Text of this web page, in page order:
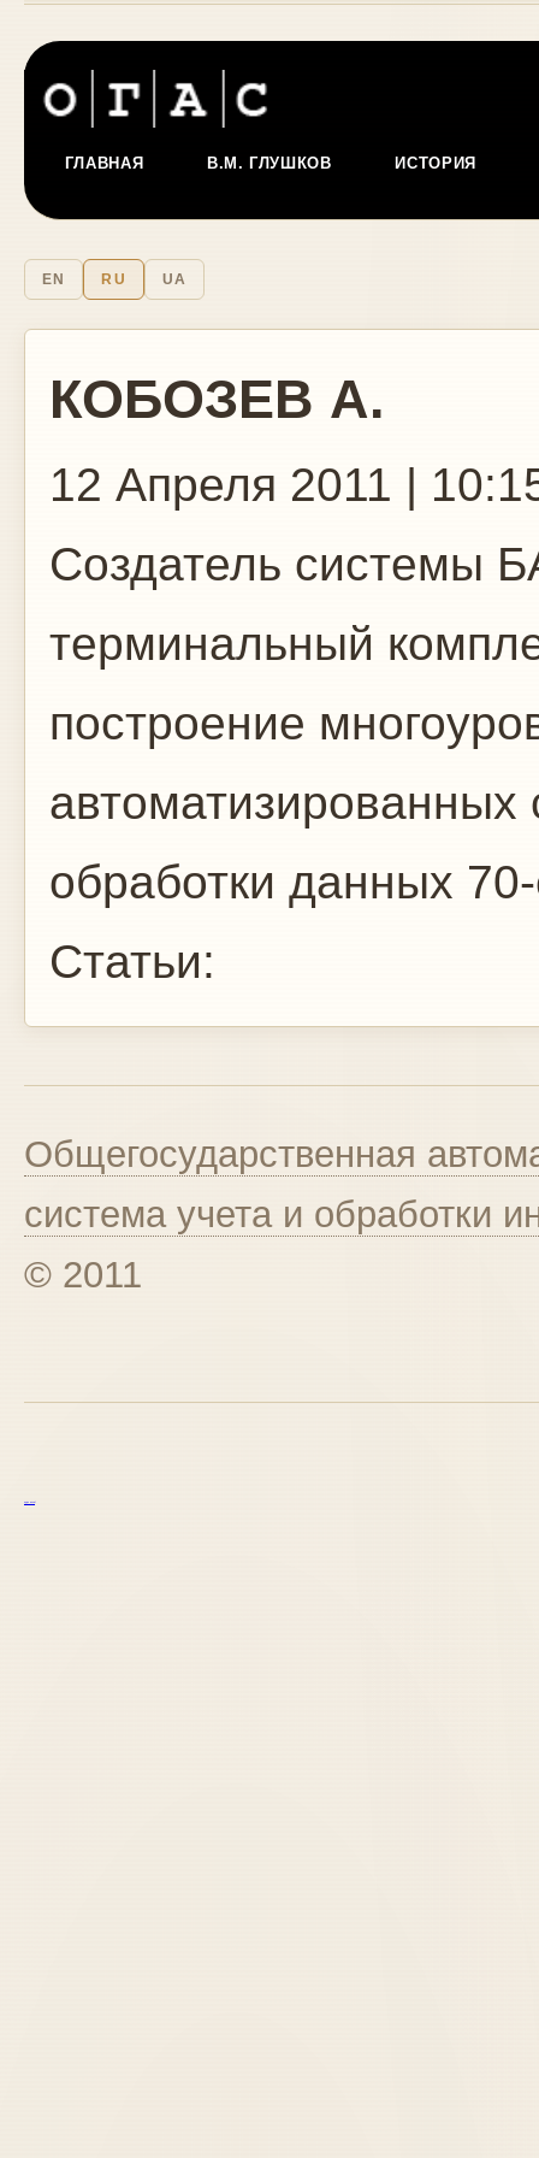
ГЛАВНАЯ В.М. ГЛУШКОВ ИСТОРИЯ
EN RU UA
КОБОЗЕВ А.
12 Апреля 2011 |
Создатель системы
терминальный
построение
автоматизированных
обработки данных 70-
Статьи:
Общегосударственная
система учета и обработки
© 2011
курс excel